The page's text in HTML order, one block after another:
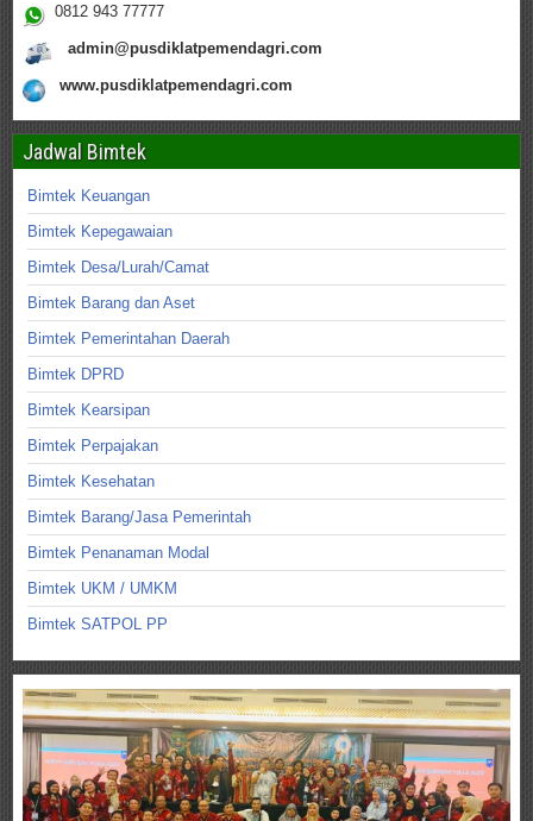
0812 943 77777
admin@pusdiklatpemendagri.com
www.pusdiklatpemendagri.com
Jadwal Bimtek
Bimtek Keuangan
Bimtek Kepegawaian
Bimtek Desa/Lurah/Camat
Bimtek Barang dan Aset
Bimtek Pemerintahan Daerah
Bimtek DPRD
Bimtek Kearsipan
Bimtek Perpajakan
Bimtek Kesehatan
Bimtek Barang/Jasa Pemerintah
Bimtek Penanaman Modal
Bimtek UKM / UMKM
Bimtek SATPOL PP